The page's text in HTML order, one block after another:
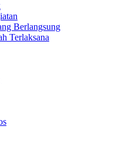
Berlangsung
Terlaksana